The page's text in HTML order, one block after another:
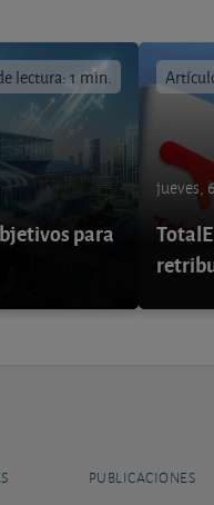
lectura: 1 min.
para
jueves,
PUBLICACIONES